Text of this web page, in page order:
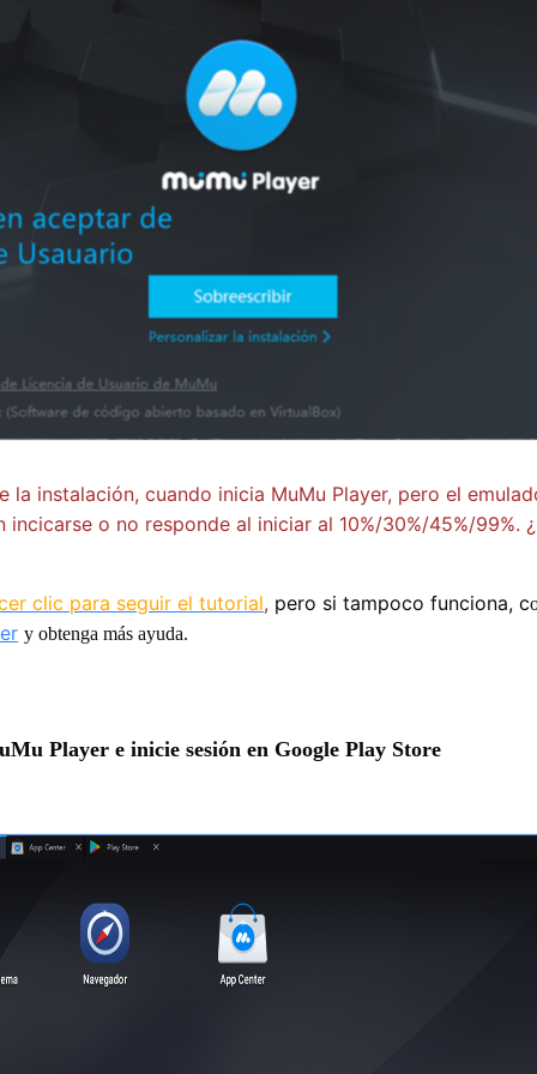
la instalación, cuando inicia MuMu Player, pero el
incicarse o no responde al iniciar al 10%/30%/45%/99%.
clic para seguir el tutorial, pero si tampoco funciona, c
y obtenga más ayuda.
Player e inicie sesión en Google Play Store